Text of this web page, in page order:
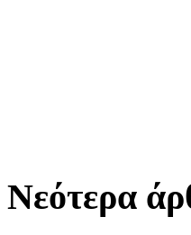
Νεότερα